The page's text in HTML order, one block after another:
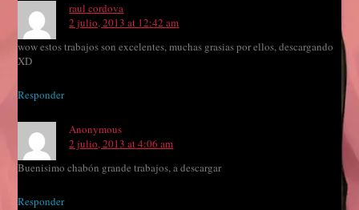
raul cordova
2 julio, 2013 at 12:42 am
wow estos trabajos son excelentes, muchas grasias por ellos, descargando
XD
Responder
Anonymous
2 julio, 2013 at 4:06 am
Buenisimo chabón grande trabajos, a descargar
Responder